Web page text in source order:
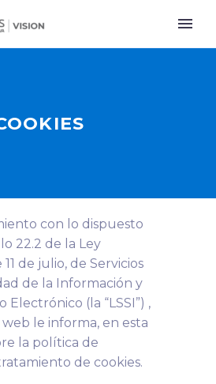
con lo dispuesto
22.2 de la Ley
de julio, de Servicios
de la Información y
Electrónico (la “LSSI”) ,
le informa, en esta
la política de
de cookies.